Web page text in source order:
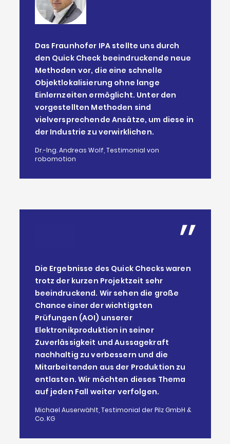
Das Fraunhofer IPA stellte uns durch
den Quick Check beeindruckende neue
Methoden vor, die eine schnelle
Objektlokalisierung ohne lange
Einlernzeiten ermöglicht. Unter den
vorgestellten Methoden sind
vielversprechende Ansätze, um diese in
der Industrie zu verwirklichen.
Dr.-Ing. Andreas Wolf, Testimonial von
robomotion
Die Ergebnisse des Quick Checks waren
trotz der kurzen Projektzeit sehr
beeindruckend. Wir sehen die große
Chance einer der wichtigsten
Prüfungen (AOI) unserer
Elektronikproduktion in seiner
Zuverlässigkeit und Aussagekraft
nachhaltig zu verbessern und die
Mitarbeitenden aus der Produktion zu
entlasten. Wir möchten dieses Thema
auf jeden Fall weiter verfolgen.
Michael Auserwählt, Testimonial der Pilz GmbH &
Co. KG